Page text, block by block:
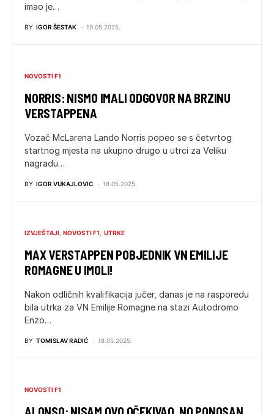
imao je…
BY IGOR ŠESTAK 19.05.2025.
NOVOSTI F1
NORRIS: NISMO IMALI ODGOVOR NA BRZINU
VERSTAPPENA
Vozač McLarena Lando Norris popeo se s četvrtog
startnog mjesta na ukupno drugo u utrci za Veliku
nagradu…
BY IGOR VUKAJLOVIC 18.05.2025.
IZVJEŠTAJI NOVOSTI F1 UTRKE
MAX VERSTAPPEN POBJEDNIK VN EMILIJE
ROMAGNE U IMOLI!
Nakon odličnih kvalifikacija jučer, danas je na rasporedu
bila utrka za VN Emilije Romagne na stazi Autodromo
Enzo…
BY TOMISLAV RADIĆ 18.05.2025.
NOVOSTI F1